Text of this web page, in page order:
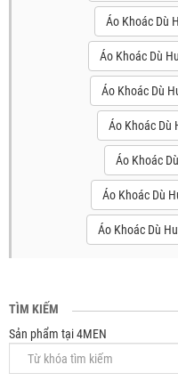
Áo Khoác Dù
Áo Khoác Dù
Áo Khoác Dù
Áo Khoác Dù
Áo Khoác
Áo Khoác Dù
Áo Khoác Dù
TÌM KIẾM
Sản phẩm tại 4MEN